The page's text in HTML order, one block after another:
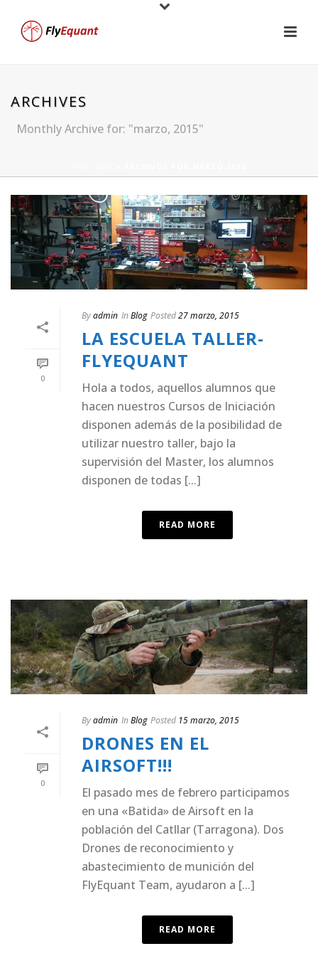
ARCHIVES
Monthly Archive for: "marzo, 2015"
0
Byadmin InBlog Posted27 marzo, 2015
LA ESCUELA TALLER-
FLYEQUANT
Hola a todos, aquellos alumnos que
hacen nuestros Cursos de Iniciación
disponen además de la posibilidad de
utilizar nuestro taller, bajo la
supervisión del Master, los alumnos
disponen de todas [...]
READ MORE
0
Byadmin InBlog Posted 15 marzo, 2015
DRONES EN EL
AIRSOFT!!!
El pasado mes de febrero participamos
en una «Batida» de Airsoft en la
población del Catllar (Tarragona). Dos
Drones de reconocimiento y
abastecimiento de munición del
FlyEquant Team, ayudaron a [...]
READ MORE